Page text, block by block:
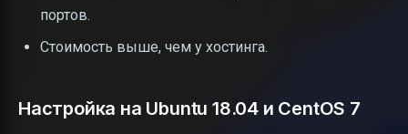
портов.
Стоимость выше, чем у хостинга.
Настройка на Ubuntu 18.04 и CentOS 7